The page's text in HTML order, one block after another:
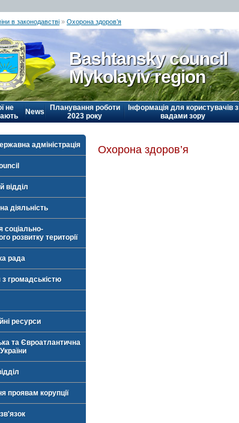
в законодавстві » Охорона здоров’я
Bashtansky council
Mykolayiv region
не
News
Планування роботи
2023 року
Інформація для користувачів з
вадами зору
адміністрація
відділ
діяльність
соціально-
розвитку території
рада
з громадськістю
ресурси
та Євроатлантична
проявам корупції
Охорона здоров’я